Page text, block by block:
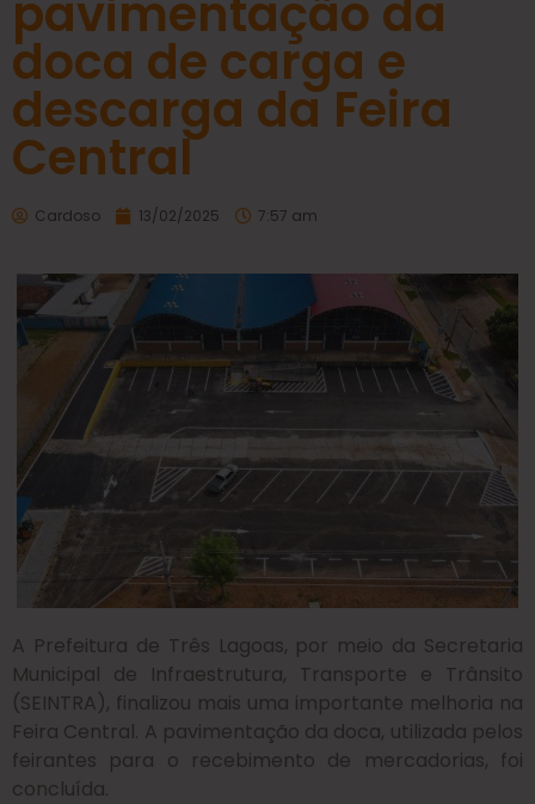
pavimentação da
doca de carga e
descarga da Feira
Central
Cardoso 13/02/2025 7:57 am
A Prefeitura de Três Lagoas, por meio da Secretaria
Municipal de Infraestrutura, Transporte e Trânsito
(SEINTRA), finalizou mais uma importante melhoria na
Feira Central. A pavimentação da doca, utilizada pelos
feirantes para o recebimento de mercadorias, foi
concluída.